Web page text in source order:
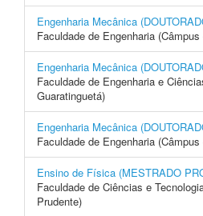
Engenharia Mecânica
Faculdade de Engenharia
Engenharia Mecânica
Faculdade de Engenharia e
Guaratinguetá)
Engenharia Mecânica
Faculdade de Engenharia
Ensino de Física (MESTRADO
Faculdade de Ciências e
Prudente)